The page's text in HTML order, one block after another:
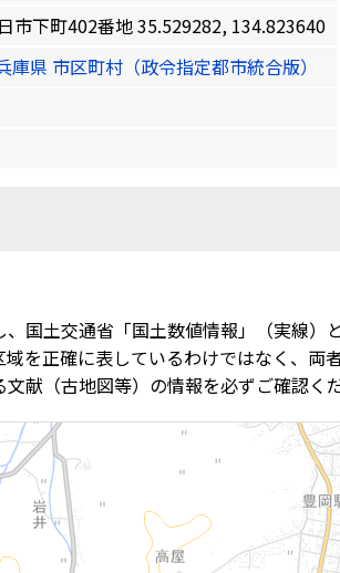
市下町402番地 35.529282, 134.823640
庫県 市区町村（政令指定都市統合版）
、国土交通省「国土数値情報」（実線）
を正確に表しているわけではなく、
献（古地図等）の情報を必ずご確認くだ